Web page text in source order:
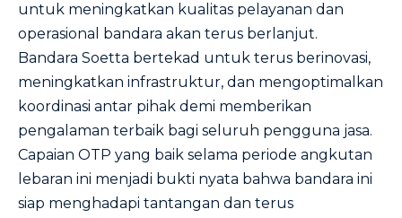
untuk meningkatkan kualitas pelayanan dan
operasional bandara akan terus berlanjut.
Bandara Soetta bertekad untuk terus berinovasi,
meningkatkan infrastruktur, dan mengoptimalkan
koordinasi antar pihak demi memberikan
pengalaman terbaik bagi seluruh pengguna jasa.
Capaian OTP yang baik selama periode angkutan
lebaran ini menjadi bukti nyata bahwa bandara ini
siap menghadapi tantangan dan terus